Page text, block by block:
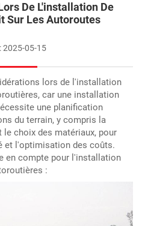
De L'installation De
Sur Les Autoroutes
2025-05-15
lors de l'installation
car une installation
une planification
du terrain, y compris la
choix des matériaux, pour
et l'optimisation des coûts.
en compte pour l'installation
: